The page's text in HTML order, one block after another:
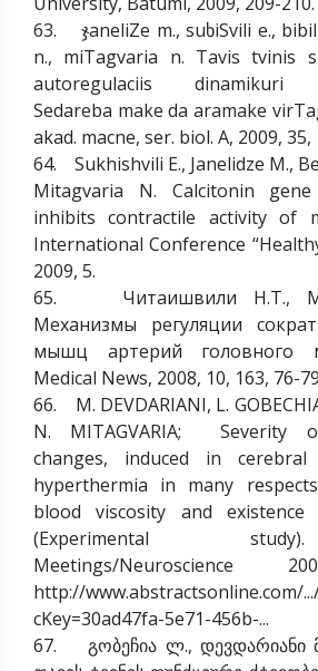
63. ჯaneliZe m., suხiSvili e.,
n., miTagvaria n. Tavis tvinis
autoregulaciis dinamikuri
Sedareba make da aramake
akad. macne, ser. biol. A, 2009, 35,
64. Sukhishvili E., Janelidze M.,
Mitagvaria N. Calcitonin
inhibits contractile activity of
International Conference
2009, 5.
65. Читаишвили Н.Т.,
Механизмы регуляции
мышц артерий головного
Medical News, 2008, 10, 163, 76-
66. M. DEVDARIANI, L.
N. MITAGVARIA; Severity
changes, induced in
hyperthermia in many
blood viscosity and
(Experimental
Meetings/Neuroscience
http://www.abstractsonline.com/
cKey=30ad47fa-5e71-456b-...
67. გობეჩია ლ., დევდარიანი